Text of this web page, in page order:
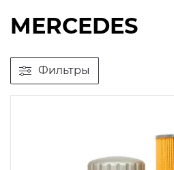
MERCEDES
Фильтры